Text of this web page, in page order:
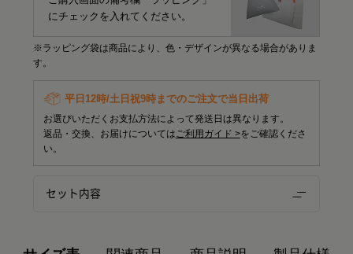
にチェックを入れてください。
※ラッピング袋は商品により、色・デザインが異なる場合がありま
す。
平日12時/土日祝9時までのご注文で当日出荷
お選びいただくお支払方法によって発送日は異なります。
返品・交換、お届けについては ご利用ガイド >をご確認くださ
い。
セット内容